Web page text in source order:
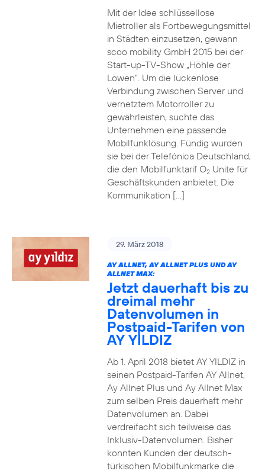
Mit der Idee schlüssellose
Mietroller als Fortbewegungsmittel
in Städten einzusetzen, gewann
scoo mobility GmbH 2015 bei der
Start-up-TV-Show „Höhle der
Löwen“. Um die lückenlose
Verbindung zwischen Server und
vernetztem Motorroller zu
gewährleisten, suchte das
Unternehmen eine passende
Mobilfunklösung. Fündig wurden
sie bei der Telefónica Deutschland,
die den Mobilfunktarif O2Unite für
Geschäftskunden anbietet. Die
Kommunikation […]
29. März 2018
AY ALLNET, AY ALLNET PLUS UND AY
ALLNET MAX:
Jetzt dauerhaft bis zu
dreimal mehr
Datenvolumen in
Postpaid-Tarifen von
AY YILDIZ
Ab 1. April 2018 bietet AY YILDIZ in
seinen Postpaid-Tarifen AY Allnet,
Ay Allnet Plus und Ay Allnet Max
zum selben Preis dauerhaft mehr
Datenvolumen an. Dabei
verdreifacht sich teilweise das
Inklusiv-Datenvolumen. Bisher
konnten Kunden der deutsch-
türkischen Mobilfunkmarke die